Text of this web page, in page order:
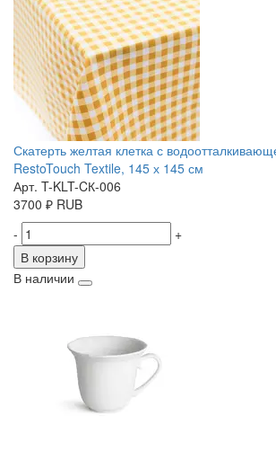
Скатерть желтая клетка с
RestoTouch Textile, 145 х 145 см
Арт. T-KLT-CК-006
3700 ₽ RUB
-
+
В корзину
В наличии